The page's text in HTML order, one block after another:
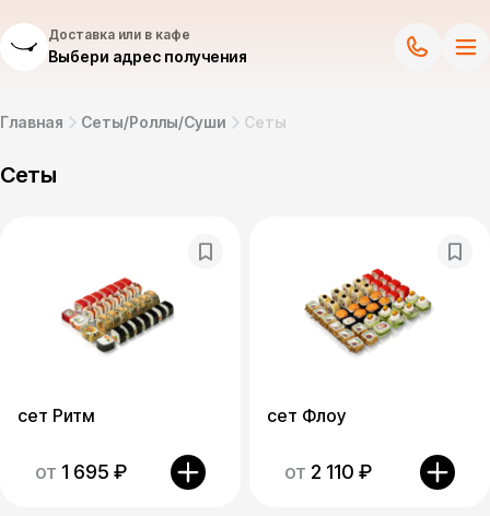
Доставка или в кафе
Выбери адрес получения
Главная Сеты/Роллы/Суши Сеты
Сеты
сет Ритм
от 1 695 ₽
сет Флоу
от 2 110 ₽